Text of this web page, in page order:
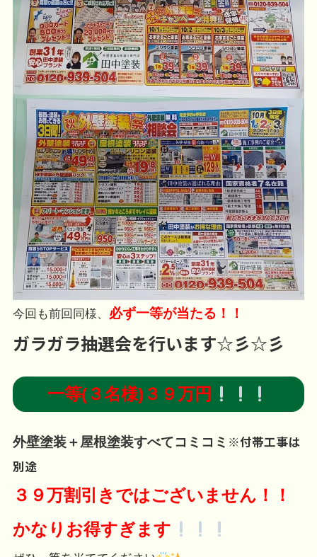
今回も前回同様、 必ず一等が当たる！！
ガラガラ抽選会を行います☆彡☆彡
一等(３名様)３９万円
外壁塗装＋屋根塗装すべてコミコミ ※付帯工事は
別途
３９万割引きではございません！！
かなりお得すぎます